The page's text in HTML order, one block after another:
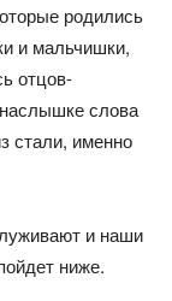
родились
и мальчишки,
отцов-
слова
стали, именно
и наши
ниже.